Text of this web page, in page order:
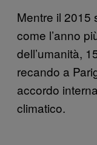
Mentre il 2015
come l’anno
dell’umanità,
recando a
accordo
climatico.